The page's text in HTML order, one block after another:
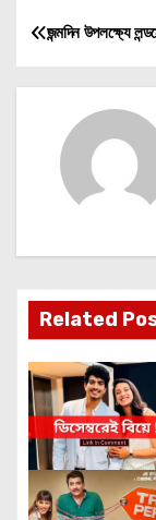
P
o
a
v
i
g
a
t
জন্মদিন উপলক্ষ্যে
Related